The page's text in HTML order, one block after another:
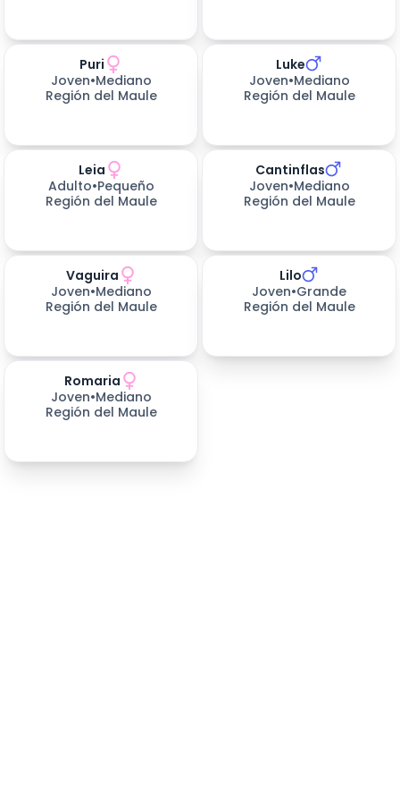
días esperando
Puri
Joven•Mediano
Región del Maule
días esperando
Luke
Joven•Mediano
Región del Maule
días esperando
Leia
Adulto•Pequeño
Región del Maule
días esperando
Cantinflas
Joven•Mediano
Región del Maule
días esperando
Vaguira
Joven•Mediano
Región del Maule
días esperando
Lilo
Joven•Grande
Región del Maule
días esperando
Romaria
Joven•Mediano
Región del Maule